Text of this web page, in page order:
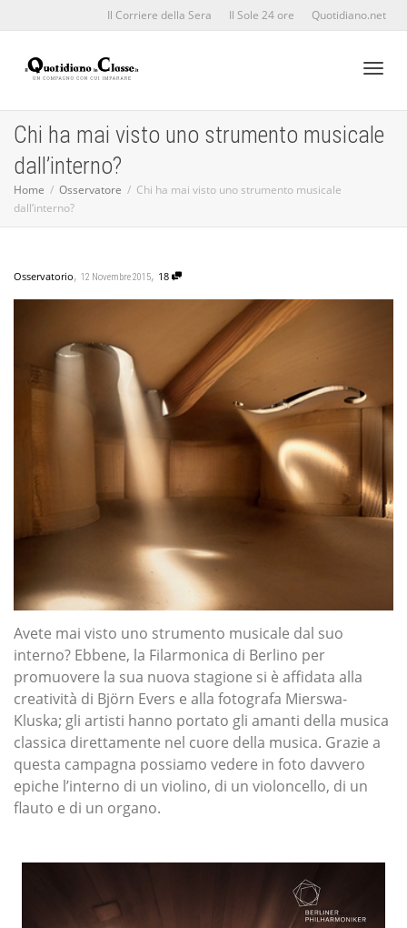
Il Corriere della Sera Il Sole 24 ore Quotidiano.net
Chi ha mai visto uno strumento musicale
dall’interno?
Home Osservatore
Chi ha mai visto uno strumento musicale
dall’interno?
Osservatorio, 12 Novembre 2015, 18
Avete mai visto uno strumento musicale dal suo
interno? Ebbene, la Filarmonica di Berlino per
promuovere la sua nuova stagione si è affidata alla
creatività di Björn Evers e alla fotografa Mierswa-
Kluska; gli artisti hanno portato gli amanti della musica
classica direttamente nel cuore della musica. Grazie a
questa campagna possiamo vedere in foto davvero
epiche l’interno di un violino, di un violoncello, di un
flauto e di un organo.